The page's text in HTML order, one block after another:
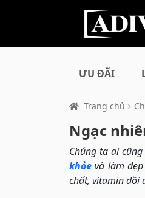
ƯU ĐÃI
Trang chủ
Ngạc
Chúng ta ai
khỏe và làm
chất, vitamin dồi